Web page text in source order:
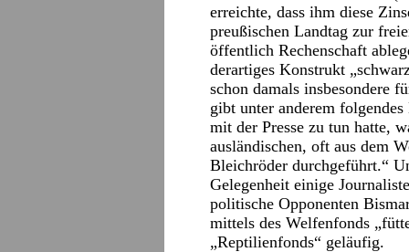
erreichte, dass ihm diese
preußischen Landtag zur
öffentlich Rechenschaft
derartiges Konstrukt
schon damals insbesondere
gibt unter anderem
mit der Presse zu tun hatte,
ausländischen, oft aus dem
Bleichröder durchgeführt.“
Gelegenheit einige
politische Opponenten
mittels des Welfenfonds
„Reptilienfonds“ geläufig.